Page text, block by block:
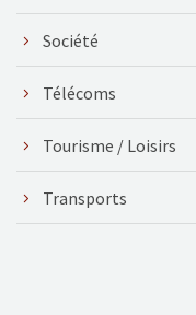
Société
Télécoms
Tourisme / Loisirs
Transports